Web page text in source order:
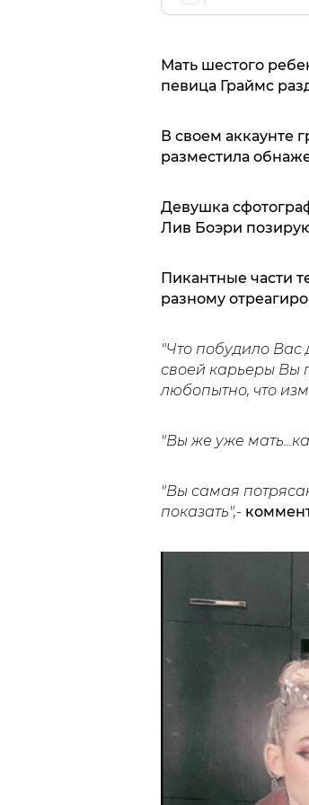
Мать шестого
певица Граймс
В своем аккаунте
разместила
Девушка
Лив Боэри
Пикантные части
разному
"Что побудило Вас
своей карьеры Вы
любопытно, что
"Вы же уже
"Вы самая
показать",-